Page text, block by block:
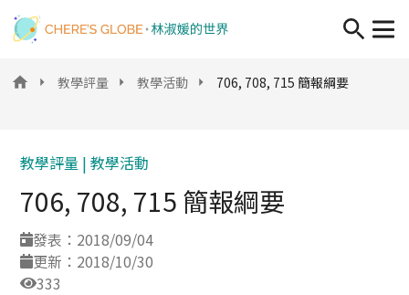
教學評量 教學活動 706, 708, 715 簡報綱要
教學評量 | 教學活動
706, 708, 715 簡報綱要
發表：2018/09/04
更新：2018/10/30
333